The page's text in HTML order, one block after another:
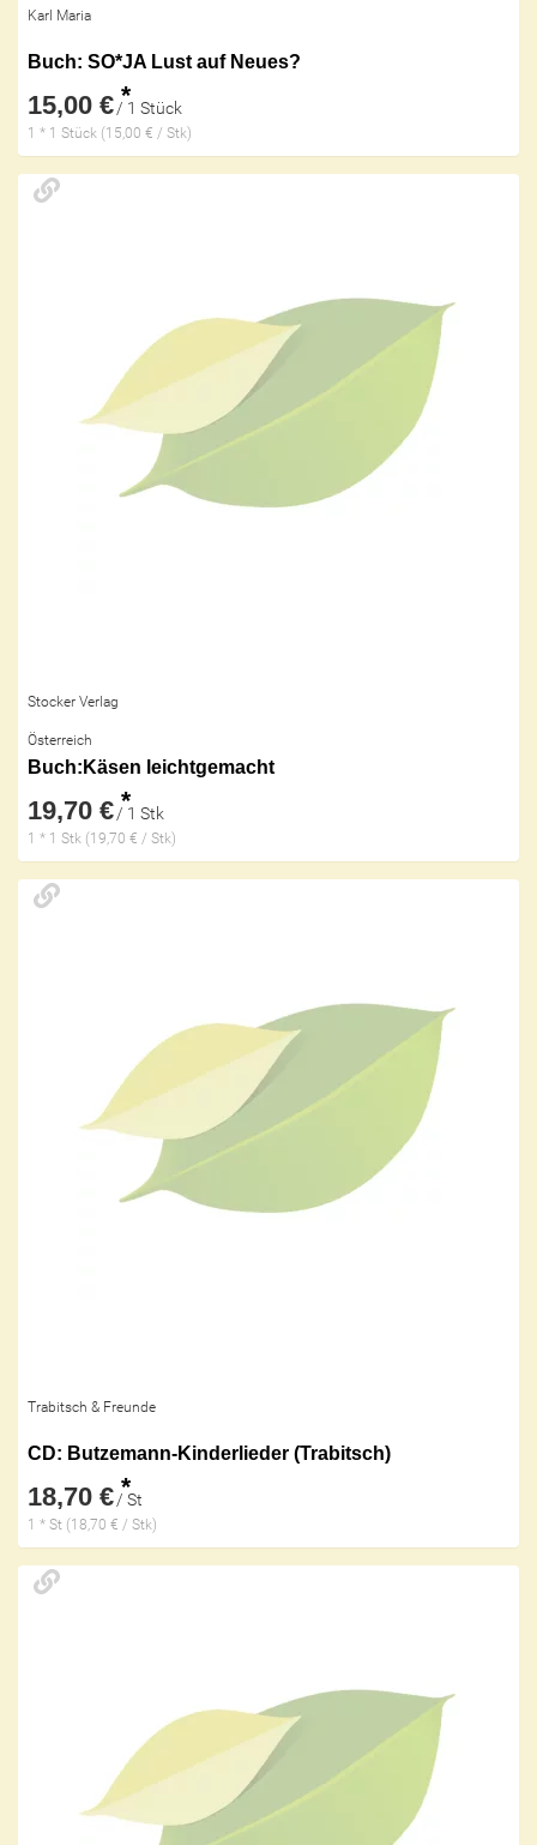
Karl Maria
Buch: SO*JA Lust auf Neues?
15,00 € *
/ 1 Stück
1 * 1 Stück (15,00 € / Stk)
Stocker Verlag
Österreich
Buch:Käsen leichtgemacht
19,70 € *
/ 1 Stk
1 * 1 Stk (19,70 € / Stk)
Trabitsch & Freunde
CD: Butzemann-Kinderlieder (Trabitsch)
18,70 € *
/ St
1 * St (18,70 € / Stk)